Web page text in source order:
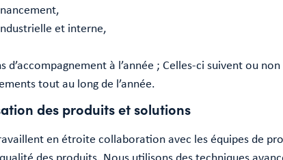
et interne,
d’accompagnement à l’année ; Celles-ci suivent ou
tout au long de l’année.
des produits et solutions
en étroite collaboration avec les équipes de